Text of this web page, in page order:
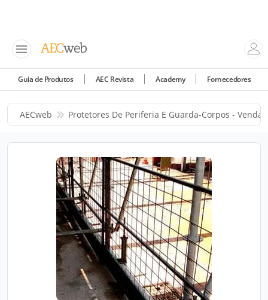
Guia de Produtos AEC Revista Academy Fornecedores
AECweb Protetores De Periferia E Guarda-Corpos - Venda